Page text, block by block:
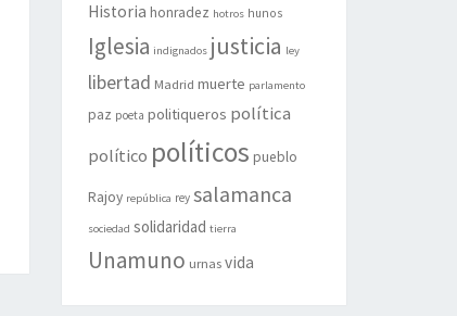
Historia honradez hotros hunos
Iglesia indignados justicia ley
libertad Madrid muerte parlamento
paz poeta politiqueros política
político políticos pueblo
Rajoy república rey salamanca
sociedad solidaridad tierra
Unamuno urnas vida